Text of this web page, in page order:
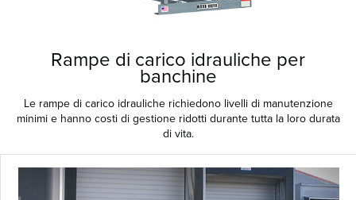
Rampe di carico idrauliche per
banchine
Le rampe di carico idrauliche richiedono livelli di manutenzione
minimi e hanno costi di gestione ridotti durante tutta la loro durata
di vita.